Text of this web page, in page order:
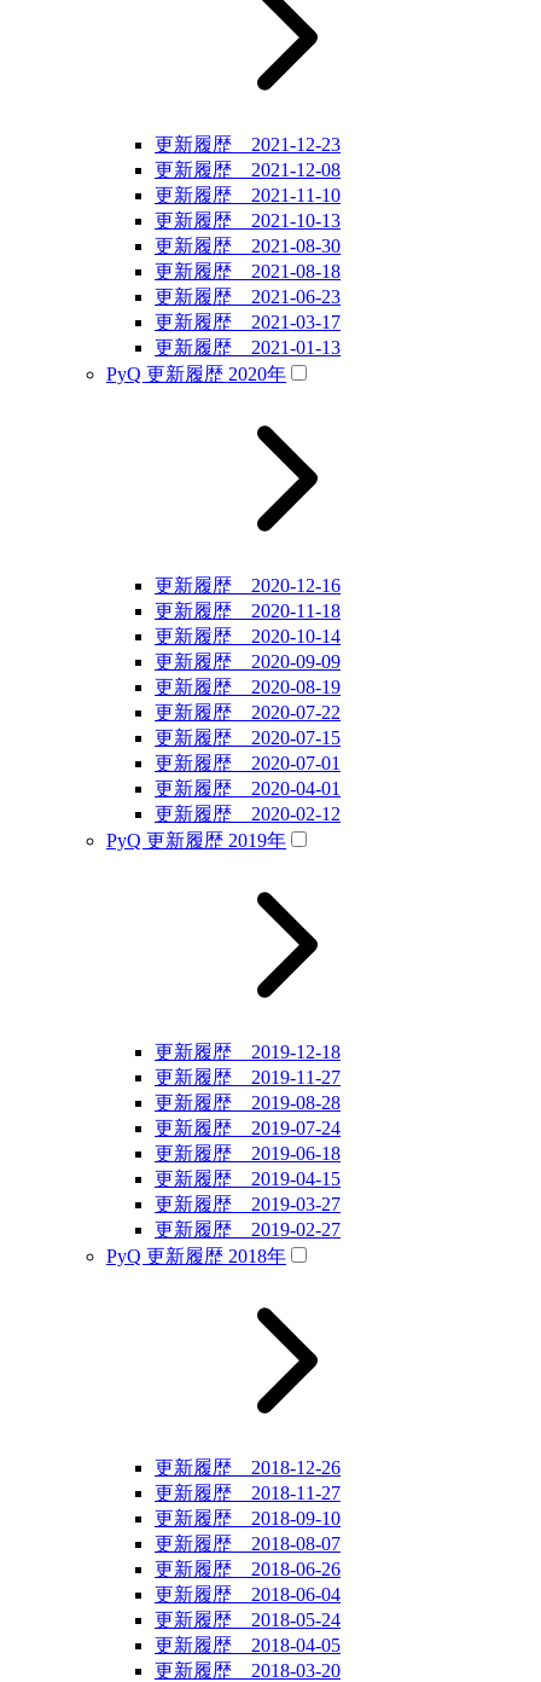
更新履歴 2021-12-23
更新履歴 2021-12-08
更新履歴 2021-11-10
更新履歴 2021-10-13
更新履歴 2021-08-30
更新履歴 2021-08-18
更新履歴 2021-06-23
更新履歴 2021-03-17
更新履歴 2021-01-13
PyQ 更新履歴 2020年
更新履歴 2020-12-16
更新履歴 2020-11-18
更新履歴 2020-10-14
更新履歴 2020-09-09
更新履歴 2020-08-19
更新履歴 2020-07-22
更新履歴 2020-07-15
更新履歴 2020-07-01
更新履歴 2020-04-01
更新履歴 2020-02-12
PyQ 更新履歴 2019年
更新履歴 2019-12-18
更新履歴 2019-11-27
更新履歴 2019-08-28
更新履歴 2019-07-24
更新履歴 2019-06-18
更新履歴 2019-04-15
更新履歴 2019-03-27
更新履歴 2019-02-27
PyQ 更新履歴 2018年
更新履歴 2018-12-26
更新履歴 2018-11-27
更新履歴 2018-09-10
更新履歴 2018-08-07
更新履歴 2018-06-26
更新履歴 2018-06-04
更新履歴 2018-05-24
更新履歴 2018-04-05
更新履歴 2018-03-20